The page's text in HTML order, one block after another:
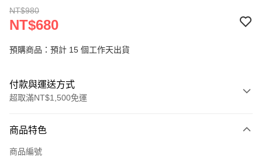
NT$980
NT$680
預購商品：預計 15 個工作天出貨
付款與運送方式
超取滿NT$1,500免運
信用卡一次付款
商品特色
商品編號